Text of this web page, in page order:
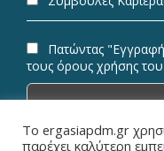
Πατώντας
τους όρους χρήσης
Το ergasiapdm.gr
παρέχει καλύτερη